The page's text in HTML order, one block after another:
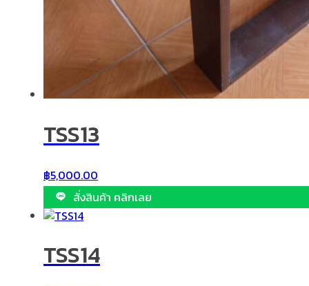
TSS13
฿5,000.00
สั่งสินค้า คลิกเลย
TSS14